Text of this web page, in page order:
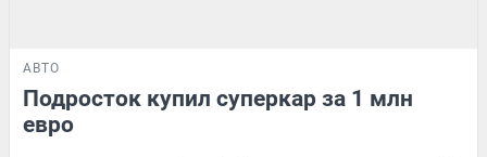
АВТО
Подросток купил суперкар за 1 млн
евро